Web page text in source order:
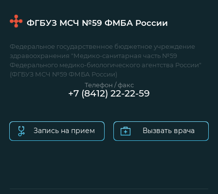
ФГБУЗ МСЧ №59 ФМБА России
Федеральное государственное бюджетное учреждение
здравоохранения "Медико-санитарная часть №59
Федерального медико-биологического агентства России"
(ФГБУЗ МСЧ №59 ФМБА России)
Запись на прием Вызвать врача
Телефон / факс
+7 (8412) 22-22-59